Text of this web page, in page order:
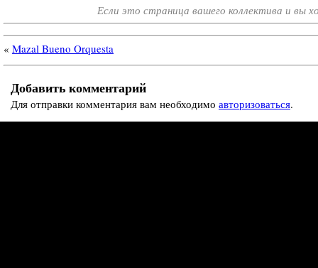
Если это страница вашего коллектива и
« Mazal Bueno Orquesta
Добавить комментарий
Для отправки комментария вам необходимо авторизоваться.